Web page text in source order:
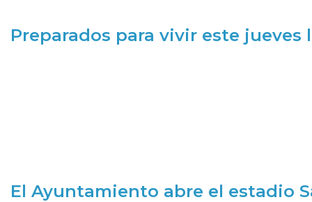
Preparados para vivir este jueves
El Ayuntamiento abre el estadio